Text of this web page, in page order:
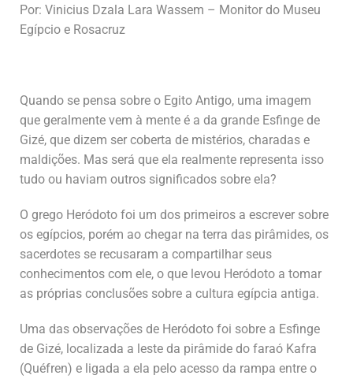
Por: Vinicius Dzala Lara Wassem – Monitor do Museu
Egípcio e Rosacruz
Quando se pensa sobre o Egito Antigo, uma imagem
que geralmente vem à mente é a da grande Esfinge de
Gizé, que dizem ser coberta de mistérios, charadas e
maldições. Mas será que ela realmente representa isso
tudo ou haviam outros significados sobre ela?
O grego Heródoto foi um dos primeiros a escrever sobre
os egípcios, porém ao chegar na terra das pirâmides, os
sacerdotes se recusaram a compartilhar seus
conhecimentos com ele, o que levou Heródoto a tomar
as próprias conclusões sobre a cultura egípcia antiga.
Uma das observações de Heródoto foi sobre a Esfinge
de Gizé, localizada a leste da pirâmide do faraó Kafra
(Quéfren) e ligada a ela pelo acesso da rampa entre o